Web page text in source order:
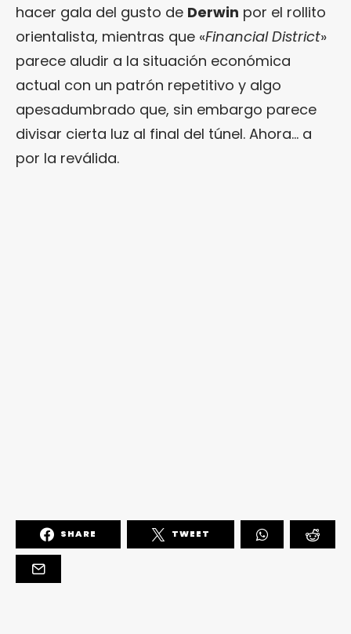
hacer gala del gusto de Derwin por el rollito
orientalista, mientras que «Financial District»
parece aludir a la situación económica
actual con un patrón repetitivo y algo
apesadumbrado que, sin embargo parece
divisar cierta luz al final del túnel. Ahora… a
por la reválida.
SHARE TWEET